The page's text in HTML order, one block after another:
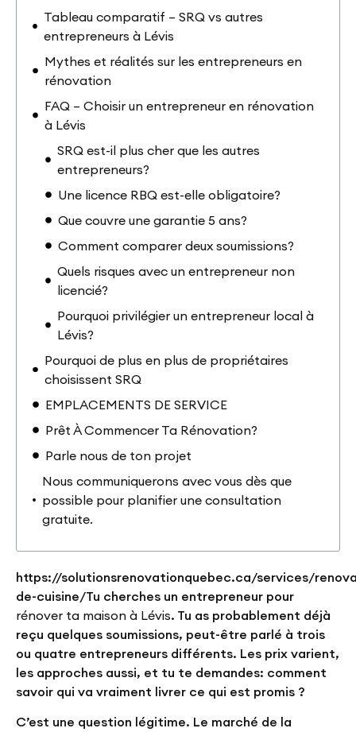
Tableau comparatif – SRQ vs autres
entrepreneurs à Lévis
Mythes et réalités sur les entrepreneurs en
rénovation
FAQ – Choisir un entrepreneur en rénovation
à Lévis
SRQ est-il plus cher que les autres
entrepreneurs?
Une licence RBQ est-elle obligatoire?
Que couvre une garantie 5 ans?
Comment comparer deux soumissions?
Quels risques avec un entrepreneur non
licencié?
Pourquoi privilégier un entrepreneur local à
Lévis?
Pourquoi de plus en plus de propriétaires
choisissent SRQ
EMPLACEMENTS DE SERVICE
Prêt À Commencer Ta Rénovation?
Parle nous de ton projet
Nous communiquerons avec vous dès que
possible pour planifier une consultation
gratuite.
https://solutionsrenovationquebec.ca/services/
de-cuisine/Tu cherches un entrepreneur pour
rénover ta maison à Lévis. Tu as probablement déjà
reçu quelques soumissions, peut-être parlé à trois
ou quatre entrepreneurs différents. Les prix varient,
les approches aussi, et tu te demandes: comment
savoir qui va vraiment livrer ce qui est promis ?
C’est une question légitime. Le marché de la